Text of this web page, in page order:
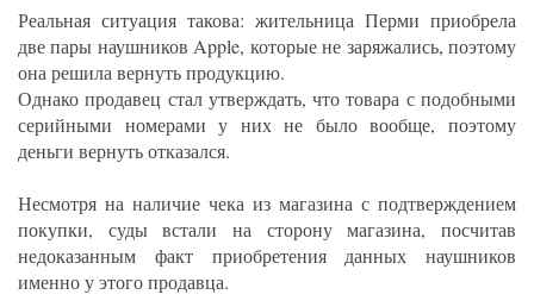
Реальная ситуация такова: жительница Перми приобрела
две пары наушников Apple, которые не заряжались, поэтому
она решила вернуть продукцию.
Однако продавец стал утверждать, что товара с подобными
серийными номерами у них не было вообще, поэтому
деньги вернуть отказался.
Несмотря на наличие чека из магазина с подтверждением
покупки, суды встали на сторону магазина, посчитав
недоказанным факт приобретения данных наушников
именно у этого продавца.